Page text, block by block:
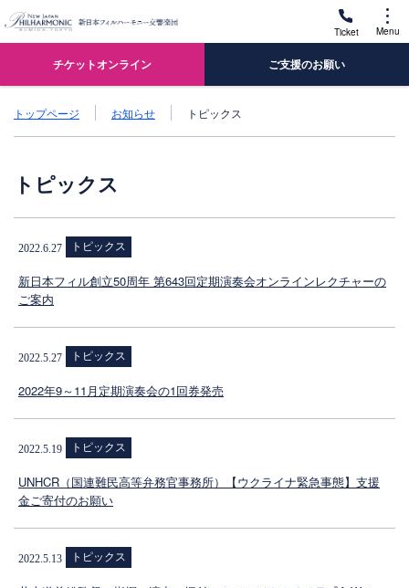
Ticket Menu
チケットオンライン ご支援のお願い
トップページ お知らせ トピックス
トピックス
2022.6.27 トピックス
新日本フィル創立50周年 第643回定期演奏会オンラインレクチャーの
ご案内
2022.5.27 トピックス
2022年9～11月定期演奏会の1回券発売
2022.5.19 トピックス
UNHCR（国連難民高等弁務官事務所）【ウクライナ緊急事態】支援
金ご寄付のお願い
2022.5.13 トピックス